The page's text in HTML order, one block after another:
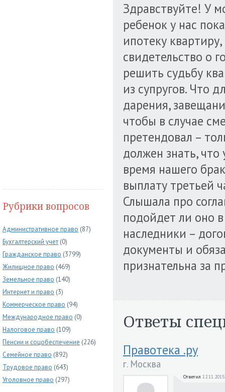
Рубрики вопросов
Административное право (87)
Бухгалтерский учет (0)
Гражданское право (3799)
Жилищное право (469)
Земельное право (140)
Интернет и право (3)
Коммерческое право (94)
Международное право (0)
Налоговое право (109)
Пенсии и соцобеспечение (226)
Семейное право (892)
Трудовое право (643)
Уголовное право (297)
Здравствуйте! У
ребенок у нас
ипотеку
свидетельство о
решить судьбу
из супругов. Что
дарения,
чтобы в случае
претендовал –
должен знать,
время нашего
выплату третьей
Слышала про
подойдет ли оно
наследники –
документы и
признательна за
Ответы
Правотека .ру
г. Москва
Ответил